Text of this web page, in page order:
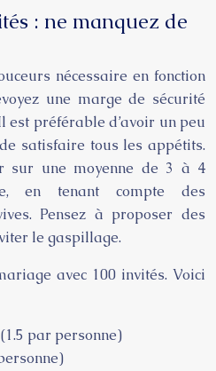
: ne manquez de
nécessaire en fonction
une marge de sécurité
est préférable d’avoir un peu
satisfaire tous les appétits.
sur une moyenne de 3 à 4
en tenant compte des
Pensez à proposer des
le gaspillage.
avec 100 invités. Voici
par personne)